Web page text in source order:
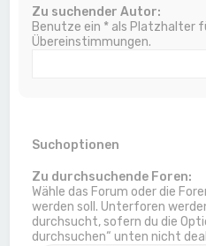
Zu suchender Autor:
Benutze ein * als Platzhalter
Übereinstimmungen.
Suchoptionen
Zu durchsuchende Foren:
Wähle das Forum oder die
werden soll. Unterforen
durchsucht, sofern du die
durchsuchen“ unten nicht